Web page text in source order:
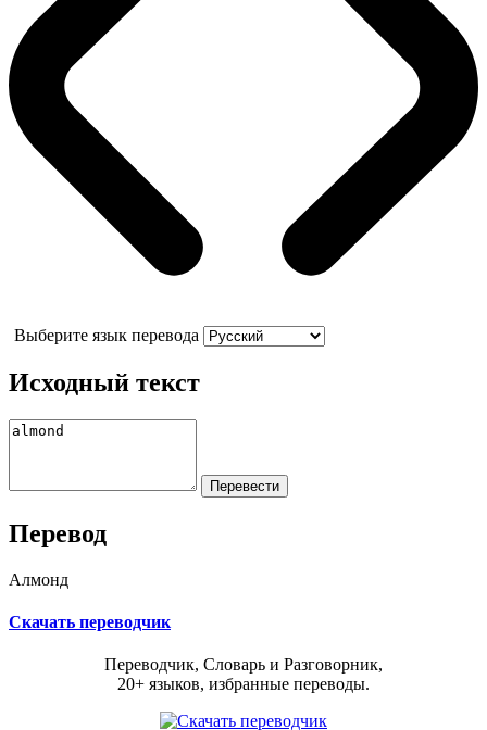
Выберите язык перевода
Исходный текст
Перевод
Алмонд
Скачать переводчик
Переводчик, Словарь и Разговорник,
20+ языков, избранные переводы.